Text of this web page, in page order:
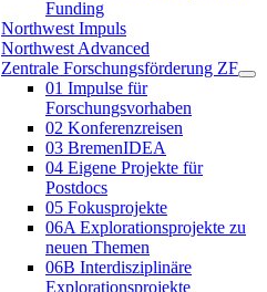
Funding
Northwest Impuls
Northwest Advanced
Zentrale Forschungsförderung ZF
01 Impulse für
Forschungsvorhaben
02 Konferenzreisen
03 BremenIDEA
04 Eigene Projekte für
Postdocs
05 Fokusprojekte
06A Explorationsprojekte zu
neuen Themen
06B Interdisziplinäre
Explorationsprojekte